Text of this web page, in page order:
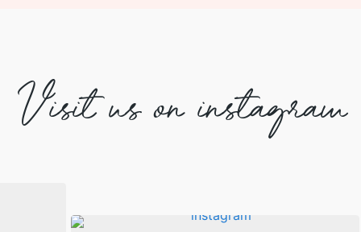
Visit us on instagram